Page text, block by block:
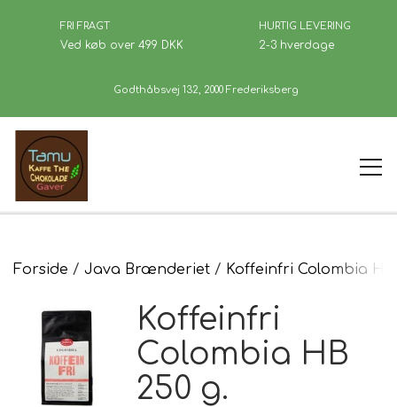
FRI FRAGT
Ved køb over 499 DKK
HURTIG LEVERING
2-3 hverdage
Godthåbsvej 132, 2000 Frederiksberg
Forside
Kaffe
Se Butikken
Forside Java Brænderiet Koffeinfri Colombia HB
Koffeinfri
Colombia HB
250 g.